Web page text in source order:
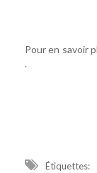
Pour en savoir
.
Étiquettes: